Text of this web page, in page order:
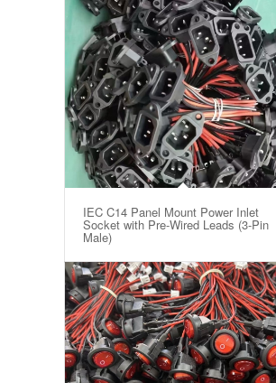
IEC C14 Panel Mount Power Inlet
Socket with Pre-Wired Leads (3-Pin
Male)